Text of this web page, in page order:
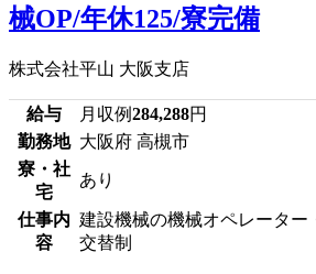
械OP/年休125/寮完備
株式会社平山 大阪支店
給与 月収例284,288円
勤務地 大阪府 高槻市
寮・社
宅
あり
仕事内
容
建設機械の機械オペレーター
交替制